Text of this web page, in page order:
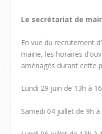
Le secrétariat de
En vue du recrutement
mairie, les horaires
aménagés durant cette
Lundi 29 juin de 13h à
Samedi 04 juillet de 9h à